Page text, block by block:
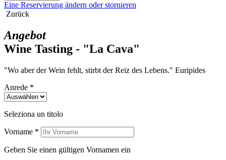
Eine Reservierung ändern oder stornieren
Zurück
Angebot
Wine Tasting - "La Cava"
"Wo aber der Wein fehlt, stirbt der Reiz des Lebens." Euripides
Anrede *
Seleziona un titolo
Vorname *
Geben Sie einen gültigen Vornamen ein